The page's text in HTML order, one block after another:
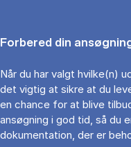
Forbered din
Når du har valgt hvilke(n)
det vigtig at sikre at du
en chance for at blive
ansøgning i god tid, så du
dokumentation, der er